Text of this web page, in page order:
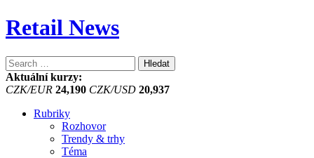
Retail News
Vyhledávání
Aktuální kurzy:
CZK/EUR 24,190 CZK/USD 20,937
Rubriky
Rozhovor
Trendy & trhy
Téma